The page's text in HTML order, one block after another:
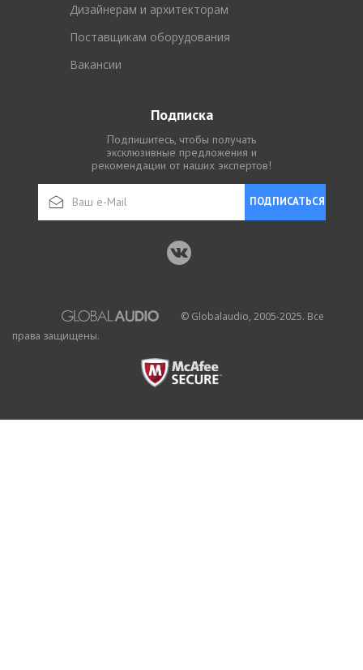
Дизайнерам и архитекторам
Поставщикам оборудования
Вакансии
Подписка
Подпишитесь, чтобы получать
эксклюзивные предложения и
рекомендации от наших экспертов!
ПОДПИСАТЬСЯ
© Globalaudio, 2005-2025. Все
права защищены.